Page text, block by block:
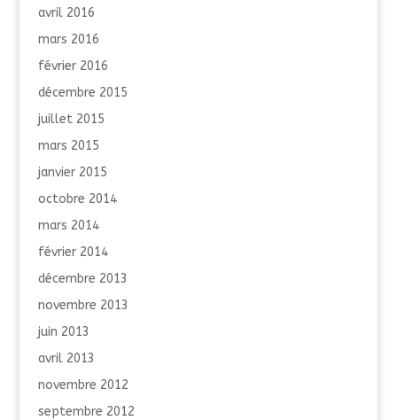
avril 2016
mars 2016
février 2016
décembre 2015
juillet 2015
mars 2015
janvier 2015
octobre 2014
mars 2014
février 2014
décembre 2013
novembre 2013
juin 2013
avril 2013
novembre 2012
septembre 2012